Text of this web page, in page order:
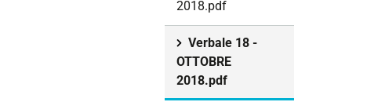
2018.pdf
Verbale 18 -
OTTOBRE
2018.pdf